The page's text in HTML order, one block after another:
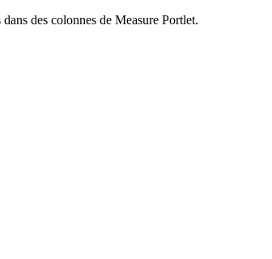
des colonnes de Measure Portlet.